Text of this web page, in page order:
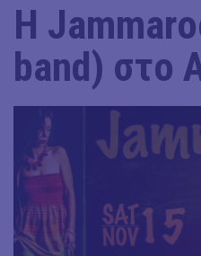
Η
band) στο